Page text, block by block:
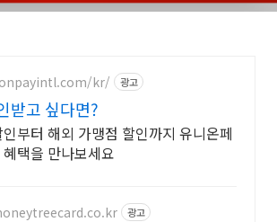
kr/ 광고
받고 싶다면?
부터 해외 가맹점 할인까지 유니온페
택을 만나보세요
광고